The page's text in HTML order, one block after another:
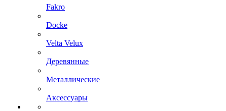
Fakro
Docke
Velta Velux
Деревянные
Металлические
Аксессуары